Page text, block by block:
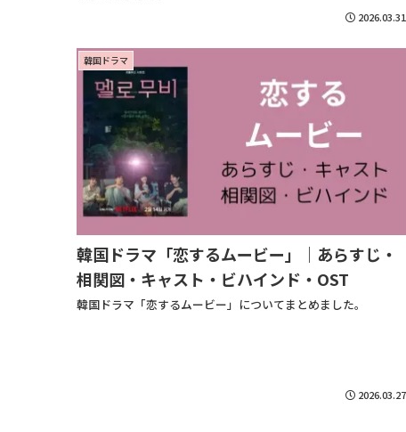
2026.03.31
韓国ドラマ
韓国ドラマ「恋するムービー」｜あらすじ・
相関図・キャスト・ビハインド・OST
韓国ドラマ「恋するムービー」についてまとめました。
2026.03.27